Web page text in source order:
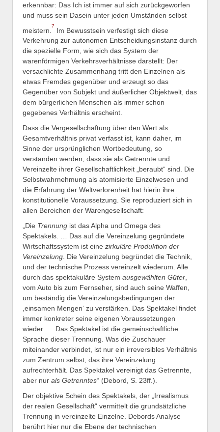
erkennbar: Das Ich ist immer auf sich zurückgeworfen
und muss sein Dasein unter jeden Umständen selbst
meistern.
7
Im Bewusstsein verfestigt sich diese
Verkehrung zur autonomen Entscheidungsinstanz durch
die spezielle Form, wie sich das System der
warenförmigen Verkehrsverhältnisse darstellt: Der
versachlichte Zusammenhang tritt den Einzelnen als
etwas Fremdes gegenüber und erzeugt so das
Gegenüber von Subjekt und äußerlicher Objektwelt, das
dem bürgerlichen Menschen als immer schon
gegebenes Verhältnis erscheint.
Dass die Vergesellschaftung über den Wert als
Gesamtverhältnis privat verfasst ist, kann daher, im
Sinne der ursprünglichen Wortbedeutung, so
verstanden werden, dass sie als Getrennte und
Vereinzelte ihrer Gesellschaftlichkeit „beraubt“ sind. Die
Selbstwahrnehmung als atomisierte Einzelwesen und
die Erfahrung der Weltverlorenheit hat hierin ihre
konstitutionelle Voraussetzung. Sie reproduziert sich in
allen Bereichen der Warengesellschaft:
„Die Trennung ist das Alpha und Omega des
Spektakels. … Das auf die Vereinzelung gegründete
Wirtschaftssystem ist eine zirkuläre Produktion der
Vereinzelung . Die Vereinzelung begründet die Technik,
und der technische Prozess vereinzelt wiederum. Alle
durch das spektakuläre System ausgewählten Güter
vom Auto bis zum Fernseher, sind auch seine Waffen,
um beständig die Vereinzelungsbedingungen der
,einsamen Mengen‘ zu verstärken. Das Spektakel findet
immer konkreter seine eigenen Voraussetzungen
wieder. … Das Spektakel ist die gemeinschaftliche
Sprache dieser Trennung. Was die Zuschauer
miteinander verbindet, ist nur ein irreversibles Verhältnis
zum Zentrum selbst, das ihre Vereinzelung
aufrechterhält. Das Spektakel vereinigt das Getrennte,
aber nur als Getrenntes“ (Debord, S. 23ff.).
Der objektive Schein des Spektakels, der „Irrealismus
der realen Gesellschaft“ vermittelt die grundsätzliche
Trennung in vereinzelte Einzelne. Debords Analyse
berührt hier nur die Ebene der technischen